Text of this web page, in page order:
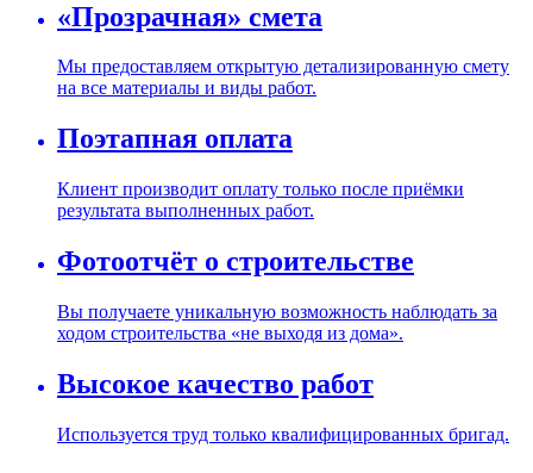
«Прозрачная» смета
Мы предоставляем открытую детализированную смету
на все материалы и виды работ.
Поэтапная оплата
Клиент производит оплату только после приёмки
результата выполненных работ.
Фотоотчёт о строительстве
Вы получаете уникальную возможность наблюдать за
ходом строительства «не выходя из дома».
Высокое качество работ
Используется труд только квалифицированных бригад.